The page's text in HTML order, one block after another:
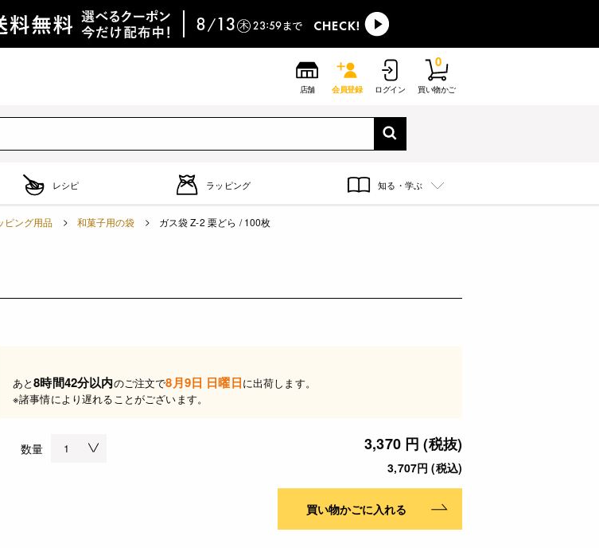
店舗 会員登録 ログイン 買い物かご
0
レシピ ラッピング 知る・学ぶ
ピング用品 和菓子用の袋 ガス袋 Z-2 栗どら / 100枚
あと8時間42分以内のご注文で8月9日 日曜日に出荷します。
※諸事情により遅れることがございます。
数量 3,370 円 (税抜)
3,707円 (税込)
買い物かごに入れる